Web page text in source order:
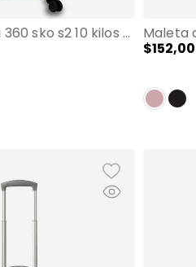
Maleta de cabina 360 sko s2 10 kilos verde/negra
$152,00